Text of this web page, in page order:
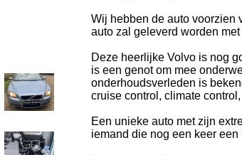
Wij hebben de auto voorzien
auto zal geleverd worden
Deze heerlijke Volvo is nog
is een genot om mee
onderhoudsverleden is
cruise control, climate
Een unieke auto met zijn
iemand die nog een keer